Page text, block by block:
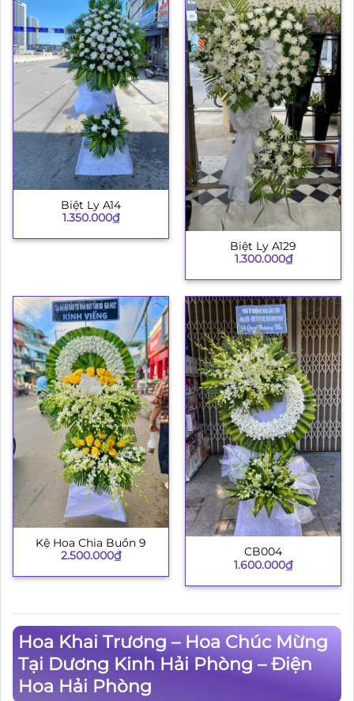
Biệt Ly A14
1.350.000₫
Biệt Ly A129
1.300.000₫
Kệ Hoa Chia Buồn 9
2.500.000₫
CB004
1.600.000₫
Hoa Khai Trương – Hoa Chúc Mừng
Tại Dương Kinh Hải Phòng – Điện
Hoa Hải Phòng